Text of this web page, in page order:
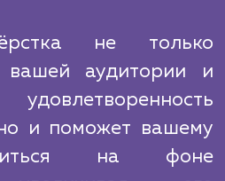
веб-
свои навыки и знания.
конкуренция в
деталь может